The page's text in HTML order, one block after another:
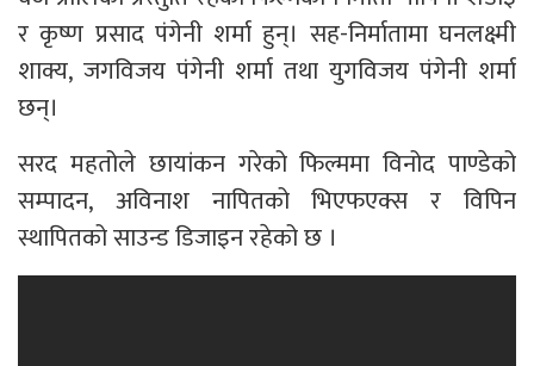
र कृष्ण प्रसाद पंगेनी शर्मा हुन्। सह-निर्मातामा घनलक्ष्मी
शाक्य, जगविजय पंगेनी शर्मा तथा युगविजय पंगेनी शर्मा
छन्।
सरद महतोले छायांकन गरेको फिल्ममा विनोद पाण्डेको
सम्पादन, अविनाश नापितको भिएफएक्स र विपिन
स्थापितको साउन्ड डिजाइन रहेको छ ।